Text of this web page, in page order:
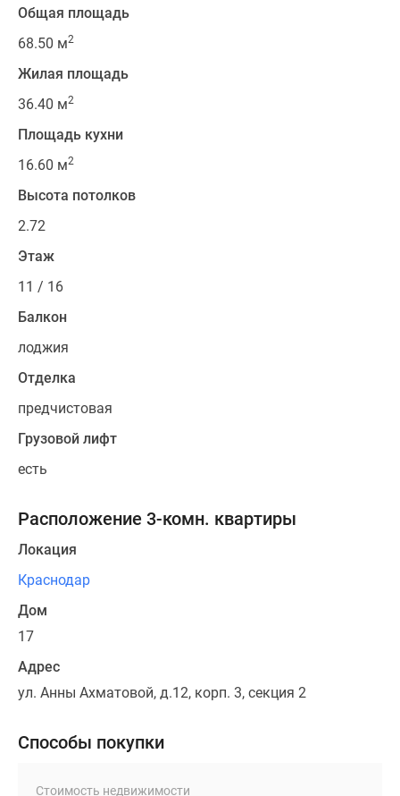
Общая площадь
68.50 м2
Жилая площадь
36.40 м2
Площадь кухни
16.60 м2
Высота потолков
2.72
Этаж
11 / 16
Балкон
лоджия
Отделка
предчистовая
Грузовой лифт
есть
Расположение 3-комн. квартиры
Локация
Краснодар
Дом
17
Адрес
ул. Анны Ахматовой, д.12, корп. 3, секция 2
Способы покупки
Стоимость недвижимости